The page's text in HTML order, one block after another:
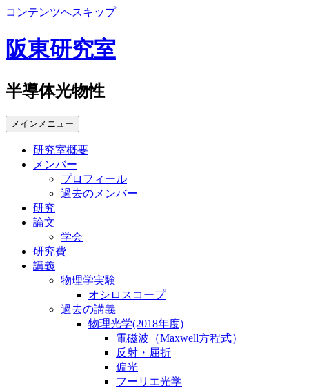
コンテンツへスキップ
阪東研究室
半導体光物性
メインメニュー
研究室概要
メンバー
プロフィール
過去のメンバー
研究
論文
学会
研究費
講義
物理学実験
オシロスコープ
過去の講義
物理光学(2018年度)
電磁波（Maxwell方程式）
反射・屈折
偏光
フーリエ光学